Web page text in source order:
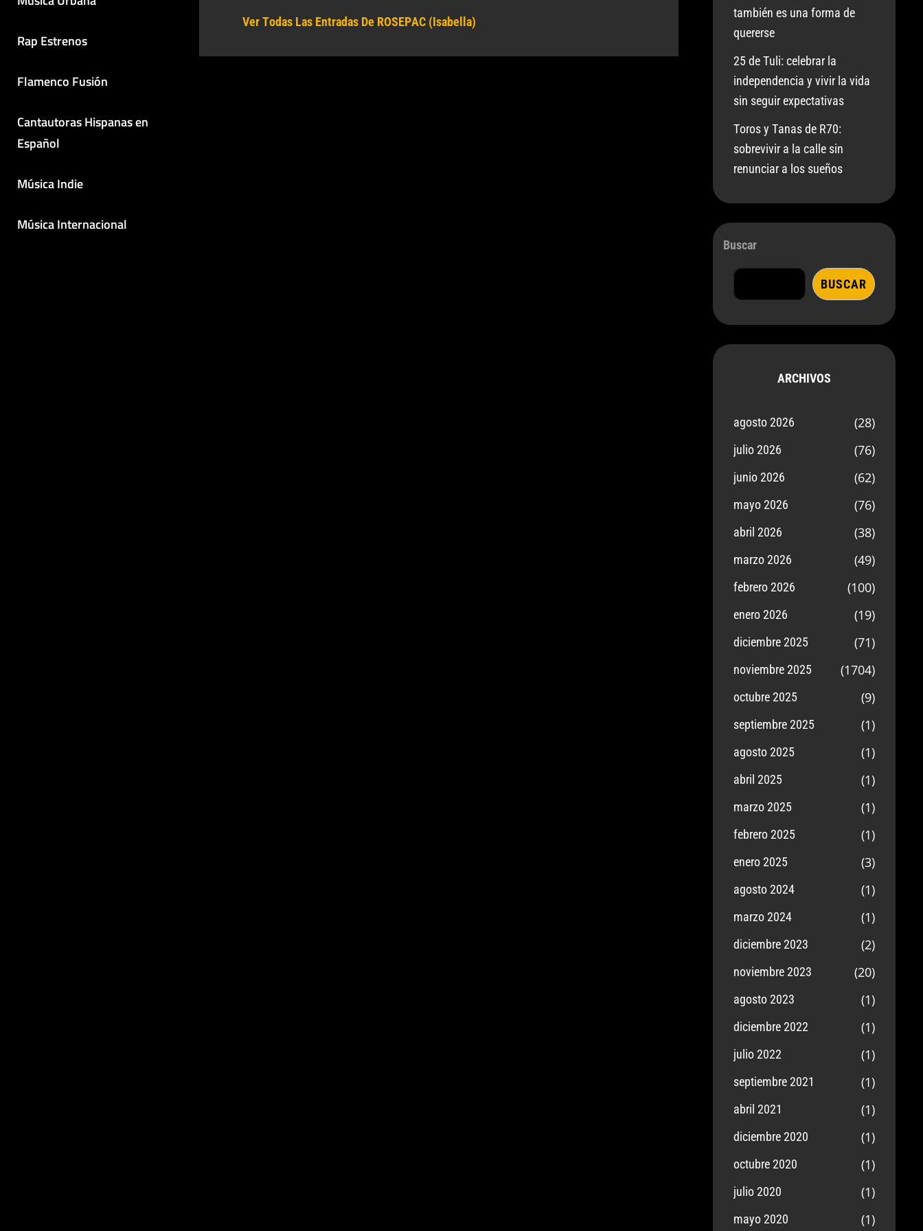
Rap Estrenos
Flamenco Fusión
Cantautoras Hispanas en
Español
Música Indie
Música Internacional
Ver Todas Las Entradas De ROSEPAC (Isabella)
también es una forma de
quererse
25 de Tuli: celebrar la
independencia y vivir la vida
sin seguir expectativas
Toros y Tanas de R70:
sobrevivir a la calle sin
renunciar a los sueños
Buscar
BUSCAR
ARCHIVOS
agosto 2026 (28)
julio 2026 (76)
junio 2026 (62)
mayo 2026 (76)
abril 2026 (38)
marzo 2026 (49)
febrero 2026 (100)
enero 2026 (19)
diciembre 2025 (71)
noviembre 2025 (1704)
octubre 2025 (9)
septiembre 2025 (1)
agosto 2025 (1)
abril 2025 (1)
marzo 2025 (1)
febrero 2025 (1)
enero 2025 (3)
agosto 2024 (1)
marzo 2024 (1)
diciembre 2023 (2)
noviembre 2023 (20)
agosto 2023 (1)
diciembre 2022 (1)
julio 2022 (1)
septiembre 2021 (1)
abril 2021 (1)
diciembre 2020 (1)
octubre 2020 (1)
julio 2020 (1)
mayo 2020 (1)